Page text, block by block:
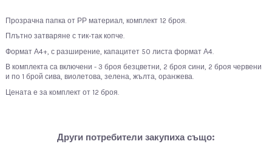
Прозрачна папка от РР материал, комплект 12 броя.
Плътно затваряне с тик-так копче.
Формат А4+, с разширение, капацитет 50 листа формат А4.
В комплекта са включени - 3 броя безцветни, 2 броя сини, 2 броя червени
и по 1 брой сива, виолетова, зелена, жълта, оранжева.
Цената е за комплект от 12 броя.
Други потребители закупиха също: